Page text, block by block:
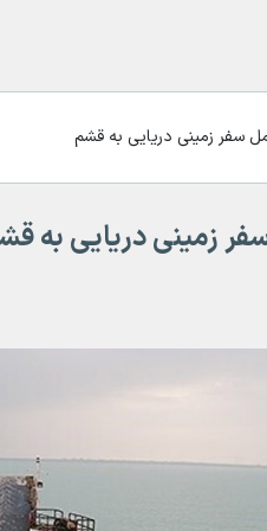
سفر زمینی دریایی به قشم
زمینی دریایی به